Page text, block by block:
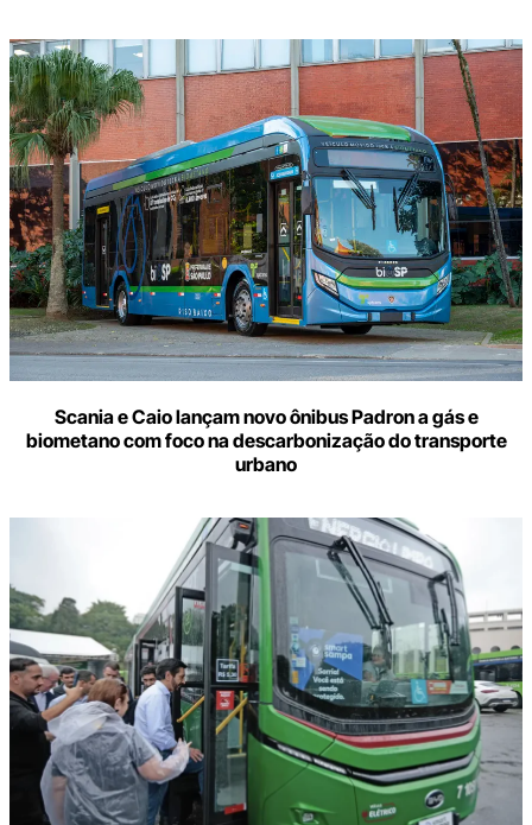
Scania e Caio lançam novo ônibus Padron a gás e
biometano com foco na descarbonização do transporte
urbano